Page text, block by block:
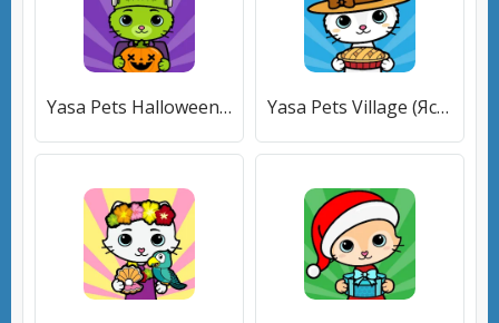
Yasa Pets Halloween (Яса Петс Хэллоуин) [МОД Много денег] APK Android Yasa Pets Village (Яса Петс Вилладж) [МОД Меню] APK Android